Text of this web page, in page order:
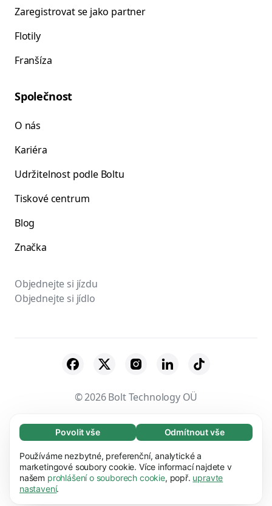
Nezbytné (65)
Nezbytné soubory cookie umožňují využívat
naše webové stránky díky základním funkcím,
např. navigaci na stránce. Bez těchto souborů
cookie nemůže webová stránka správně
fungovat.Zjistit více
Zjistit více
Preference (17)
Zjistit více
Povolit vše Odmítnout vše
Používáme nezbytné, preferenční, analytické a
marketingové soubory cookie. Více informací najdete v
našem prohlášení o souborech cookie, popř. upravte
nastavení.
Zaregistrovat se jako partner
Flotily
Franšíza
Společnost
O nás
Kariéra
Udržitelnost podle Boltu
Tiskové centrum
Blog
Značka
Objednejte si jízdu
Objednejte si jídlo
© 2026 Bolt Technology OÜ
Partneři
Obchodní podmínky
Ochrana osobních údajů
Soubory cookie
Zabezpečení